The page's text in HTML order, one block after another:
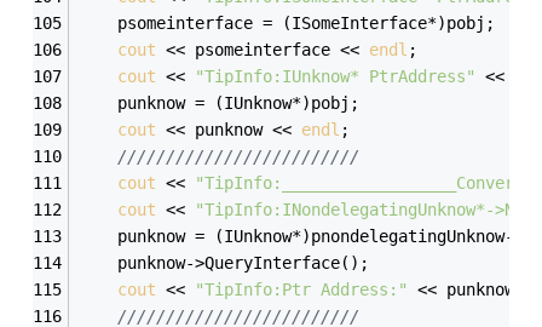
	psomeinterface = (ISomeInterface*)pobj;
cout << psomeinterface << endl ;
cout << "TipInfo:IUnknow* PtrAddress" <<
	punknow = (IUnknow*)pobj;
cout << punknow << endl ;
/////////////////////////
cout <<
"TipInfo:__________________Convert
cout <<
"TipInfo:INondelegatingUnknow*-
punknow = (IUnknow*)pnondelegatingUnknow-
	punknow->QueryInterface();
cout << "TipInfo:Ptr Address:"
<< punknow
/////////////////////////